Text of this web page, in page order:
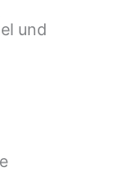
und